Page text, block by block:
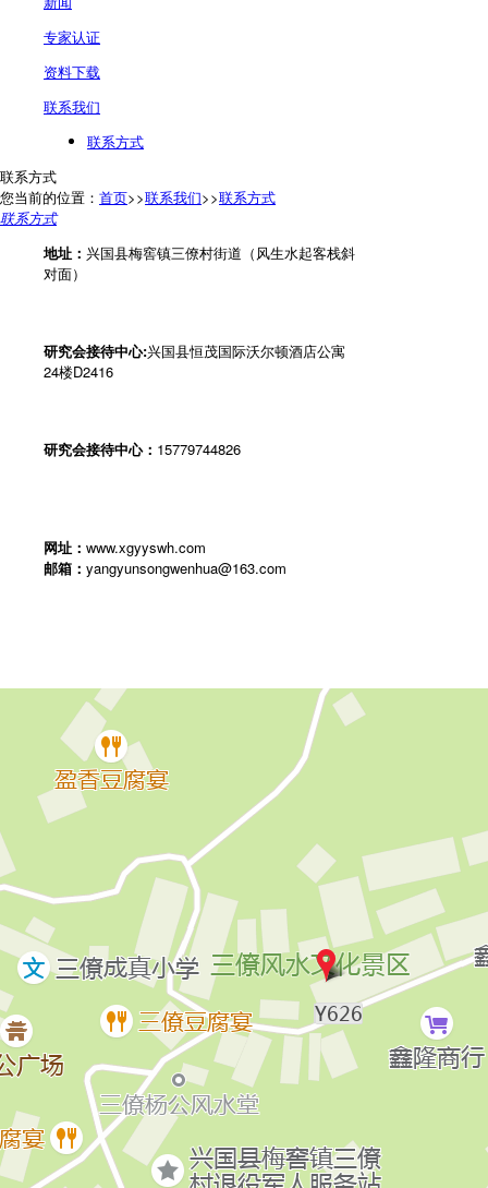
专家认证
资料下载
联系我们
联系方式
联系方式
您当前的位置： 首页>>联系我们>>联系方式
联系方式
地址： 兴国县梅窖镇三僚村街道（风生水起客栈斜
对面）
研究会接待中心:兴国县恒茂国际沃尔顿酒店公寓
24楼D2416
研究会接待中心： 15779744826
网址： www.xgyyswh.com
邮箱： yangyunsongwenhua@163.com